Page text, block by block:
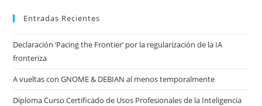
Entradas Recientes
Declaración ‘Pacing the Frontier’ por la regularización de la IA
fronteriza
A vueltas con GNOME & DEBIAN al menos temporalmente
Diploma Curso Certificado de Usos Profesionales de la Inteligencia